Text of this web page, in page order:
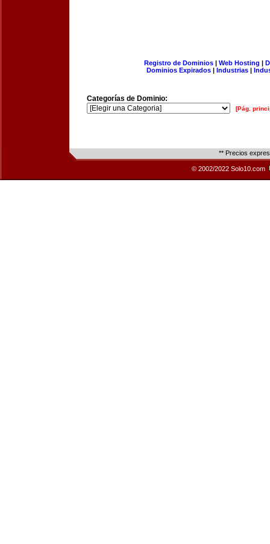
Registro de Dominios| Web Hosting |
Dominios Expirados | Industrias |
Categorías de Dominio:
[Pág.
** Precios
© 2002/2022 Solo10.com